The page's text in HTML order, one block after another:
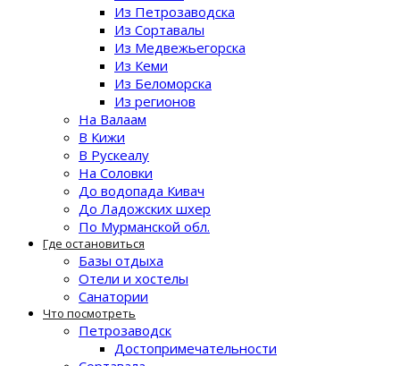
Из Петрозаводска
Из Сортавалы
Из Медвежьегорска
Из Кеми
Из Беломорска
Из регионов
На Валаам
В Кижи
В Рускеалу
На Соловки
До водопада Кивач
До Ладожских шхер
По Мурманской обл.
Где остановиться
Базы отдыха
Отели и хостелы
Санатории
Что посмотреть
Петрозаводск
Достопримечательности